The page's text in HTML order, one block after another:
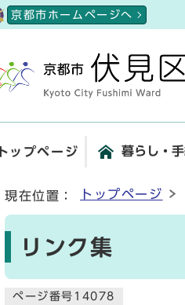
京都市ホームページへ
トップページ 暮らし・
現在位置： トップページ
リンク集
ページ番号14078